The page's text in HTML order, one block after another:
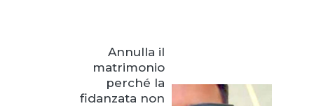
Annulla il
matrimonio
perché la
fidanzata non